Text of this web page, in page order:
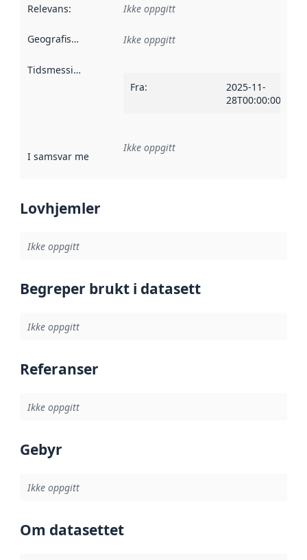
Relevans: Ikke oppgitt
Geografisk avgrensning :
Ikke oppgitt
Tidsmessig avgrensning
Fra:
2025-11-
28T00:00:00Z
I samsvar med Referanse til en implementasjonsregel
Ikke oppgitt
Lovhjemler
Ikke oppgitt
Begreper brukt i datasett
Ikke oppgitt
Referanser
Ikke oppgitt
Gebyr
Ikke oppgitt
Om datasettet